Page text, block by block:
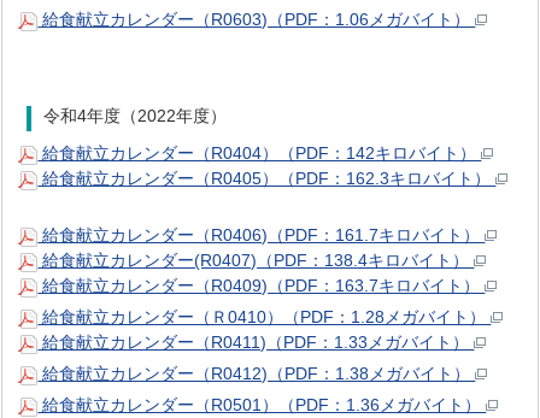
給食献立カレンダー（R0603)（PDF：1.06メガバイト）
令和4年度（2022年度）
給食献立カレンダー（R0404）（PDF：142キロバイト）
給食献立カレンダー（R0405）（PDF：162.3キロバイト）
給食献立カレンダー（R0406)（PDF：161.7キロバイト）
給食献立カレンダー(R0407)（PDF：138.4キロバイト）
給食献立カレンダー（R0409)（PDF：163.7キロバイト）
給食献立カレンダー（Ｒ0410）（PDF：1.28メガバイト）
給食献立カレンダー（R0411)（PDF：1.33メガバイト）
給食献立カレンダー（R0412)（PDF：1.38メガバイト）
給食献立カレンダー（R0501）（PDF：1.36メガバイト）